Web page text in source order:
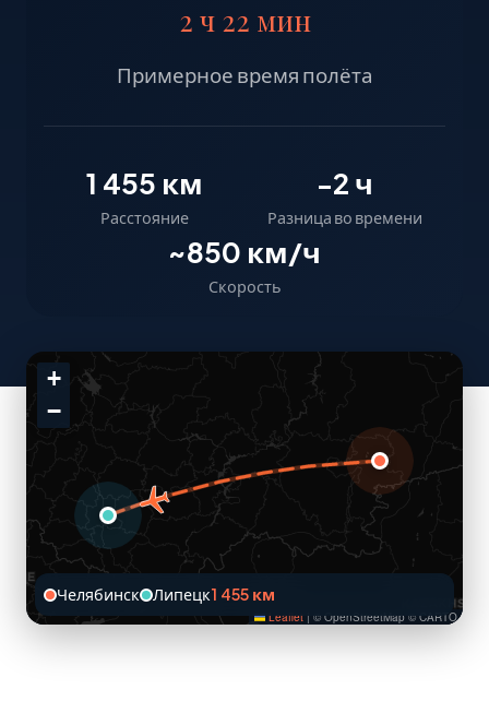
2 ч 22 мин
Примерное время полёта
1 455 км
Расстояние
-2 ч
Разница во времени
~850 км/ч
Скорость
+
−
Leaflet | © OpenStreetMap © CARTO
Челябинск Липецк1 455 км